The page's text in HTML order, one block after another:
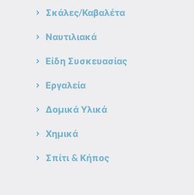
Σκάλες/Καβαλέτα
Ναυτιλιακά
Είδη Συσκευασίας
Εργαλεία
Δομικά Υλικά
Χημικά
Σπίτι & Κήπος